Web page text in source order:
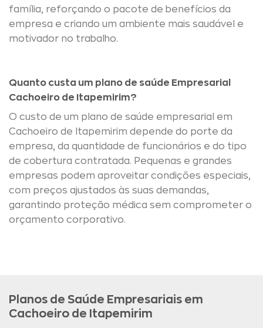
família, reforçando o pacote de benefícios da
empresa e criando um ambiente mais saudável e
motivador no trabalho.
Quanto custa um plano de saúde Empresarial
Cachoeiro de Itapemirim?
O custo de um plano de saúde empresarial em
Cachoeiro de Itapemirim depende do porte da
empresa, da quantidade de funcionários e do tipo
de cobertura contratada. Pequenas e grandes
empresas podem aproveitar condições especiais,
com preços ajustados às suas demandas,
garantindo proteção médica sem comprometer o
orçamento corporativo.
Planos de Saúde Empresariais em
Cachoeiro de Itapemirim